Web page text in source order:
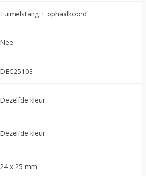
Tuimelstang + ophaalkoord
Nee
DEC25103
Dezelfde kleur
Dezelfde kleur
24 x 25 mm